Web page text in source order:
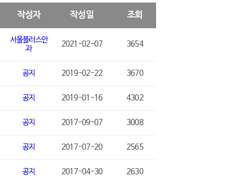
작성자 작성일 조회
과
2021-02-07 3654
공지 2019-02-22 3670
공지 2019-01-16 4302
공지 2017-09-07 3008
공지 2017-07-20 2565
공지 2017-04-30 2630